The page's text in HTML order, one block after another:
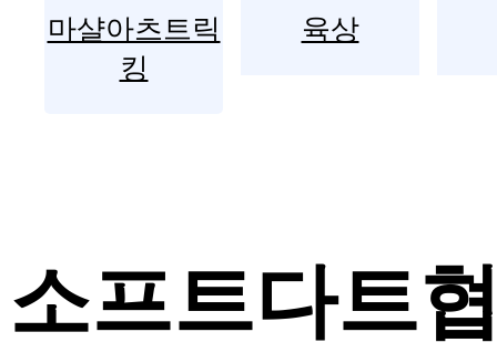
마샬아츠트릭
킹
육상
소프트다트